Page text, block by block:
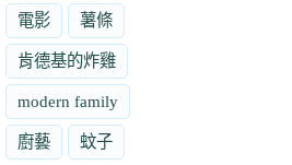
電影 薯條
肯德基的炸雞
modern family
廚藝 蚊子